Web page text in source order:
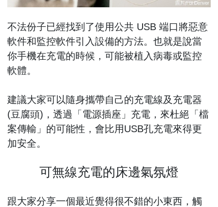
不法份子已經找到了使用公共 USB 端口將惡意
軟件和監控軟件引入設備的方法。也就是說當
你手機在充電的時候，可能被植入病毒或監控
軟體。
建議大家可以隨身攜帶自己的充電線及充電器
(豆腐頭)，透過「電源插座」充電，來杜絕「檔
案傳輸」的可能性，會比用USB孔充電來得更
加安全。
可無線充電的床邊氣氛燈
跟大家分享一個最近覺得很不錯的小東西，觸